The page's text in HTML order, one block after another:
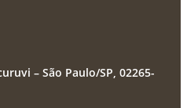
– São Paulo/SP, 02265-